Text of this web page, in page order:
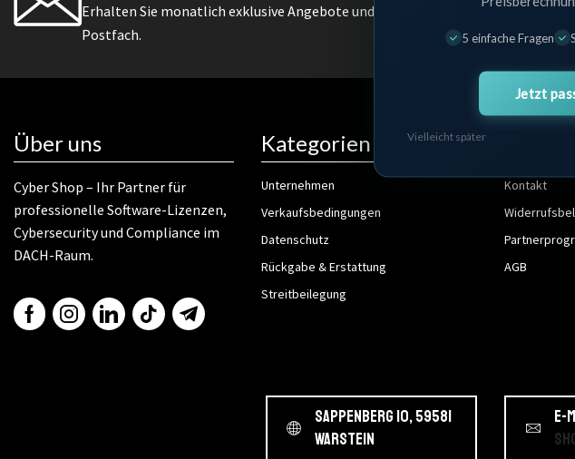
Erhalten Sie monatlich exklusive Angebote und IT-Security News direkt in Ihr
Postfach.
Über uns
Cyber Shop – Ihr Partner für
professionelle Software-Lizenzen,
Cybersecurity und Compliance im
DACH-Raum.
Kategorien
Unternehmen
Verkaufsbedingungen
Datenschutz
Rückgabe & Erstattung
Streitbeilegung
Kontakt
AGB
Sappenberg 10, 59581
Warstein
E-
5 einfache Fragen
Jetzt
Vielleicht später